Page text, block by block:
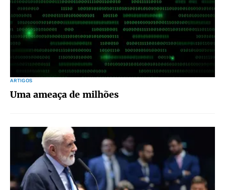
ARTIGOS
Uma ameaça de milhões